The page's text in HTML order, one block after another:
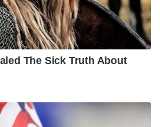
The Sick Truth About